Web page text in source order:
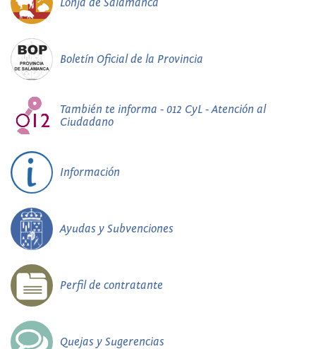
Boletín Oficial de la Provincia
También te informa - 012 CyL - Atención al
Ciudadano
Información
Ayudas y Subvenciones
Perfil de contratante
Quejas y Sugerencias